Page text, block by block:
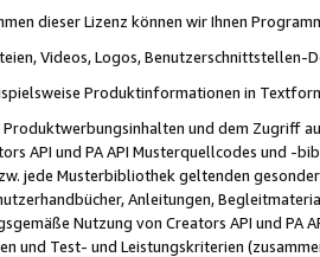
dieser Lizenz können wir Ihnen
Videos, Logos, Benutzerschnittstellen-
Produktinformationen in
und dem Zugriff
API und PA API Musterquellcodes und
jede Musterbibliothek geltenden
Anleitungen,
Nutzung von Creators API und PA
und Test- und Leistungskriterien